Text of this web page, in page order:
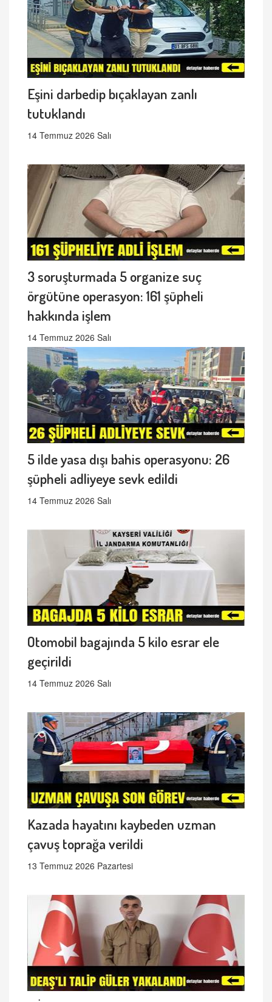
Eşini darbedip bıçaklayan zanlı
tutuklandı
14 Temmuz 2026 Salı
3 soruşturmada 5 organize suç
örgütüne operasyon: 161 şüpheli
hakkında işlem
14 Temmuz 2026 Salı
5 ilde yasa dışı bahis operasyonu: 26
şüpheli adliyeye sevk edildi
14 Temmuz 2026 Salı
Otomobil bagajında 5 kilo esrar ele
geçirildi
14 Temmuz 2026 Salı
Kazada hayatını kaybeden uzman
çavuş toprağa verildi
13 Temmuz 2026 Pazartesi